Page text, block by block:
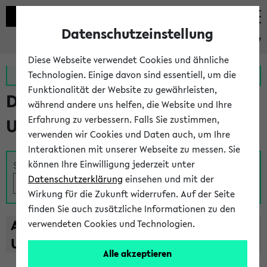
eKVV
Zur MeineUni App Zum MeineUni Portal
Das Lehrangebot der
Universität Bielefeld
Suche
A B C D E F G H I J K L M N O
U
V W X Y
Z
Datenschutzeinstellung
Diese Webseite verwendet Cookies und ähnliche
Technologien. Einige davon sind essentiell, um die
Funktionalität der Website zu gewährleisten,
während andere uns helfen, die Website und Ihre
Erfahrung zu verbessern. Falls Sie zustimmen,
verwenden wir Cookies und Daten auch, um Ihre
Interaktionen mit unserer Webseite zu messen. Sie
können Ihre Einwilligung jederzeit unter
Datenschutzerklärung einsehen und mit der
Wirkung für die Zukunft widerrufen. Auf der Seite
finden Sie auch zusätzliche Informationen zu den
verwendeten Cookies und Technologien.
Alle akzeptieren